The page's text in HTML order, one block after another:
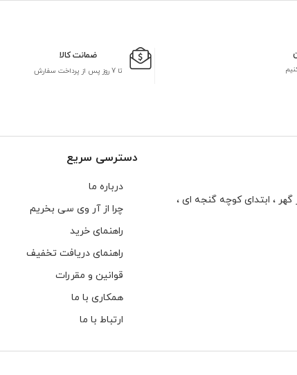
ضمانت کالا
تا 7 روز پس از پرداخت سفارش
، ابتدای كوچه گنجه ای ،
دسترسی سریع
درباره ما
چرا از آر وی سی بخریم
راهنمای خرید
راهنمای دریافت تخفیف
قوانین و مقررات
همکاری با ما
ارتباط با ما